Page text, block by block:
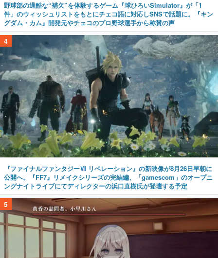
野球部の過酷な“補欠”を体験するゲーム『球ひろいSimulator』が「1
件」のウィッシュリストをもとにチェコ語に対応しSNSで話題に。『キン
グダム・カム』開発元やチェコのプロ野球選手から称賛の声
4
『ファイナルファンタジーⅦ リベレーション』の新映像が8月26日早朝に
公開へ。『FF7』リメイクシリーズの完結編、「gamescom」のオープニ
ングナイトライブにてディレクターの浜口直樹氏が登壇する予定
5